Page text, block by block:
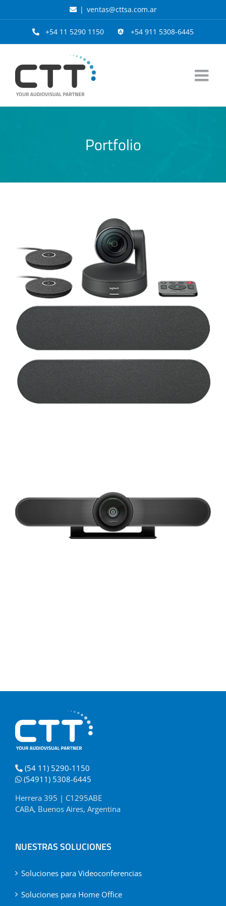
contenido
| ventas@cttsa.com.ar
+54 11 5290 1150 +54 911 5308-6445
Portfolio
(54 11) 5290-1150
(54911) 5308-6445
Herrera 395 | C1295ABE
CABA, Buenos Aires, Argentina
NUESTRAS SOLUCIONES
Soluciones para Videoconferencias
Soluciones para Home Office